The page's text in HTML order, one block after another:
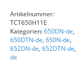
Artikelnummer:
TCT650H11E
Kategorien:650DN-de,
650DTN-de, 650N-de,
652DN-de, 652DTN-de,
de